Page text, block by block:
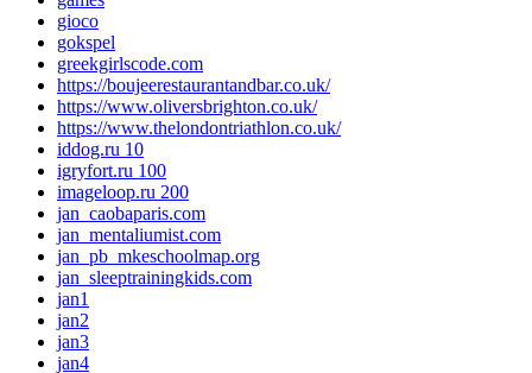
gioco
gokspel
greekgirlscode.com
https://boujeerestaurantandbar.co.uk/
https://www.oliversbrighton.co.uk/
https://www.thelondontriathlon.co.uk/
iddog.ru 10
igryfort.ru 100
imageloop.ru 200
jan_caobaparis.com
jan_mentaliumist.com
jan_pb_mkeschoolmap.org
jan_sleeptrainingkids.com
jan1
jan2
jan3
jan4